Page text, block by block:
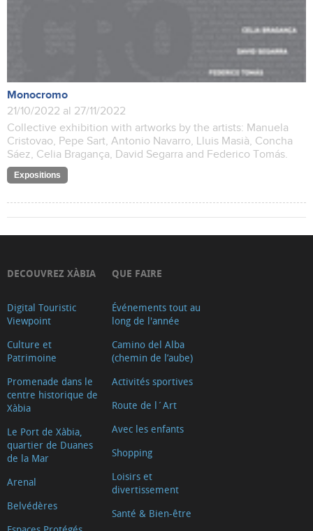
Monocromo
21/10/2022 al 27/11/2022
Collective exhibition with artworks by the artists: Manuela
Cristovao, Pepe Sart, Antonio Navarro, Lluis Masià, Concha
Sáez, Celia Bragança, David Segarra and Federico Tomás.
Expositions
DECOUVREZ XÀBIA
Digital Touristic
Viewpoint
Culture et
Patrimoine
Promenade dans le
centre historique de
Xàbia
Le Port de Xàbia,
quartier de Duanes
de la Mar
Arenal
Belvédères
QUE FAIRE
Événements tout au
long de l'année
Camino del Alba
(chemin de l’aube)
Activités sportives
Route de l´Art
Avec les enfants
Shopping
Loisirs et
divertissement
Santé & Bien-être